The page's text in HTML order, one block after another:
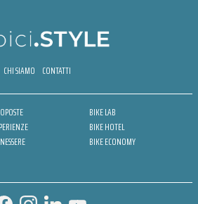
CHI SIAMO CONTATTI
BIKE LAB
BIKE HOTEL
BIKE ECONOMY